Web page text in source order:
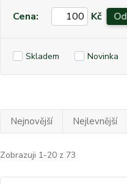
Cena: Kč Od
Skladem Novinka
Nejnovější Nejlevnější
Zobrazuji 1-20 z 73